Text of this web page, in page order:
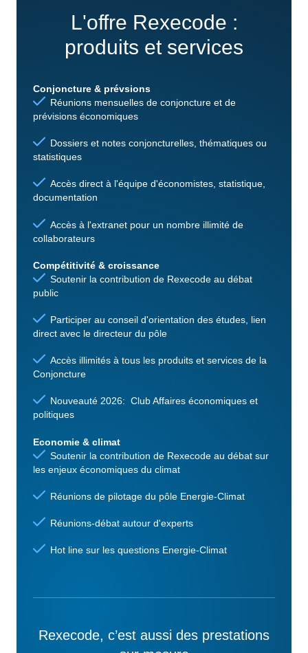
L'offre Rexecode :
produits et services
Conjoncture & prévsions
Réunions mensuelles de conjoncture et de
prévisions économiques
Dossiers et notes conjoncturelles, thématiques ou
statistiques
Accès direct à l'équipe d'économistes, statistique,
documentation
Accès à l'extranet pour un nombre illimité de
collaborateurs
Compétitivité & croissance
Soutenir la contribution de Rexecode au débat
public
Participer au conseil d'orientation des études, lien
direct avec le directeur du pôle
Accès illimités à tous les produits et services de la
Conjoncture
Nouveauté 2026: Club Affaires économiques et
politiques
Economie & climat
Soutenir la contribution de Rexecode au débat sur
les enjeux économiques du climat
Réunions de pilotage du pôle Energie-Climat
Réunions-débat autour d'experts
Hot line sur les questions Energie-Climat
Rexecode, c’est aussi des prestations